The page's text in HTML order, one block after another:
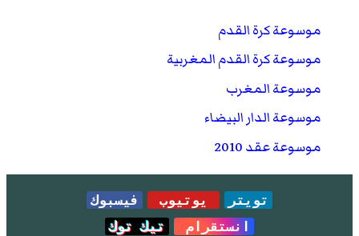
الصحافة العربية عن "الديربي العربي": "ريمونتادا
محفوظة28 نوفمبر 2019 على موقع واي باك مشين.
موسوعة كرة القدم
موسوعة كرة القدم المغربية
موسوعة المغرب
موسوعة الدار البيضاء
موسوعة عقد 2010
تويتر يوتيوب
فيسبوك
انستقرام
تيك توك